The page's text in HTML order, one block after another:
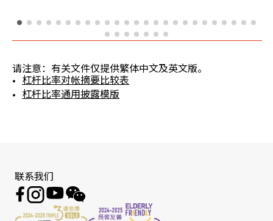
请注意：有关文件仅提供繁体中文及英文版。
杠杆比率对帐摘要比较表
杠杆比率通用披露模版
联系我们